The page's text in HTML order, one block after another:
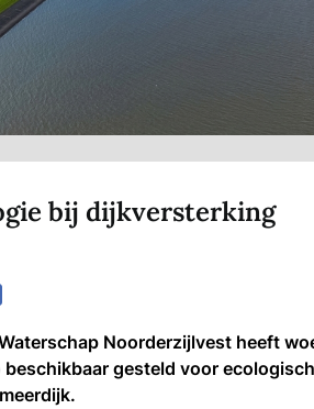
bij dijkversterking
Noorderzijlvest heeft
gesteld voor